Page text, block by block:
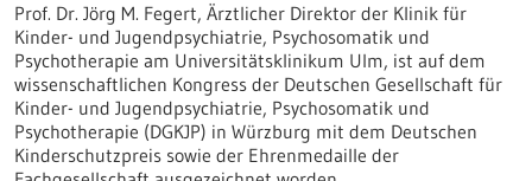
Prof. Dr. Jörg M. Fegert, Ärztlicher Direktor der Klinik für
Kinder-​ und Jugendpsychiatrie, Psychosomatik und
Psychotherapie am Universitätsklinikum Ulm, ist auf dem
wissenschaftlichen Kongress der Deutschen Gesellschaft für
Kinder-​ und Jugendpsychiatrie, Psychosomatik und
Psychotherapie (DGKJP) in Würzburg mit dem Deutschen
Kinderschutzpreis sowie der Ehrenmedaille der